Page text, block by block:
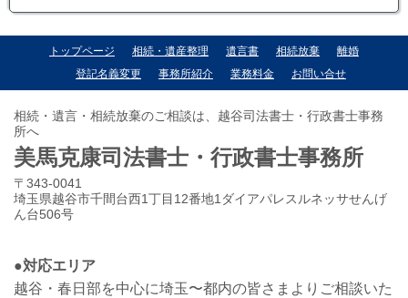
トップページ 相続・遺産整理 遺言書 相続放棄
離婚
登記名義変更
事務所紹介 業務料金 お問い合せ
相続・遺言・相続放棄のご相談は、越谷司法書士・行政書士事務
所へ
美馬克康司法書士・行政書士事務所
〒343-0041
埼玉県越谷市千間台西1丁目12番地1ダイアパレスルネッサせんげ
ん台506号
●対応エリア
越谷・春日部を中心に埼玉〜都内の皆さまよりご相談いた